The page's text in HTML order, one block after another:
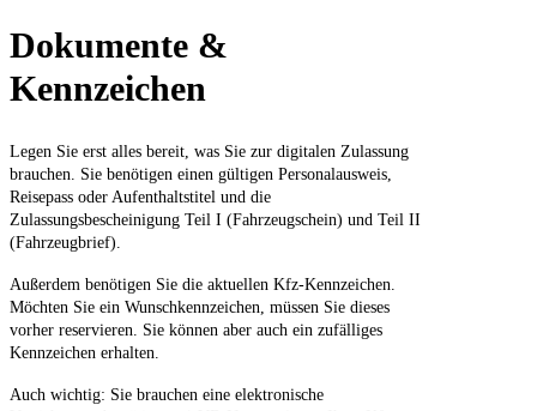
Dokumente &
Kennzeichen
Legen Sie erst alles bereit, was Sie zur digitalen Zulassung
brauchen. Sie benötigen einen gültigen Personalausweis,
Reisepass oder Aufenthaltstitel und die
Zulassungsbescheinigung Teil I (Fahrzeugschein) und Teil II
(Fahrzeugbrief).
Außerdem benötigen Sie die aktuellen Kfz-Kennzeichen.
Möchten Sie ein Wunschkennzeichen, müssen Sie dieses
vorher reservieren. Sie können aber auch ein zufälliges
Kennzeichen erhalten.
Auch wichtig: Sie brauchen eine elektronische